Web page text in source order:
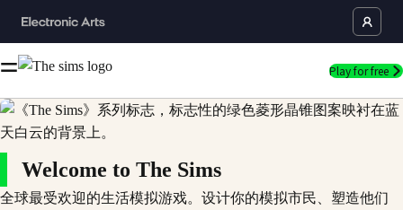
Play for free
Welcome to The Sims
全球最受欢迎的生活模拟游戏。设计你的模拟市民、塑造他们